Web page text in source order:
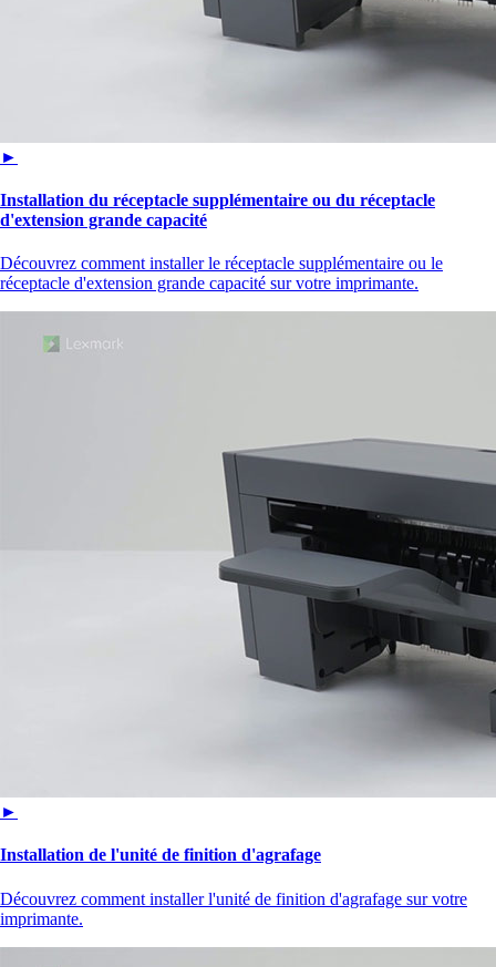
►
Installation du réceptacle supplémentaire ou du réceptacle
d'extension grande capacité
Découvrez comment installer le réceptacle supplémentaire ou le
réceptacle d'extension grande capacité sur votre imprimante.
►
Installation de l'unité de finition d'agrafage
Découvrez comment installer l'unité de finition d'agrafage sur votre
imprimante.